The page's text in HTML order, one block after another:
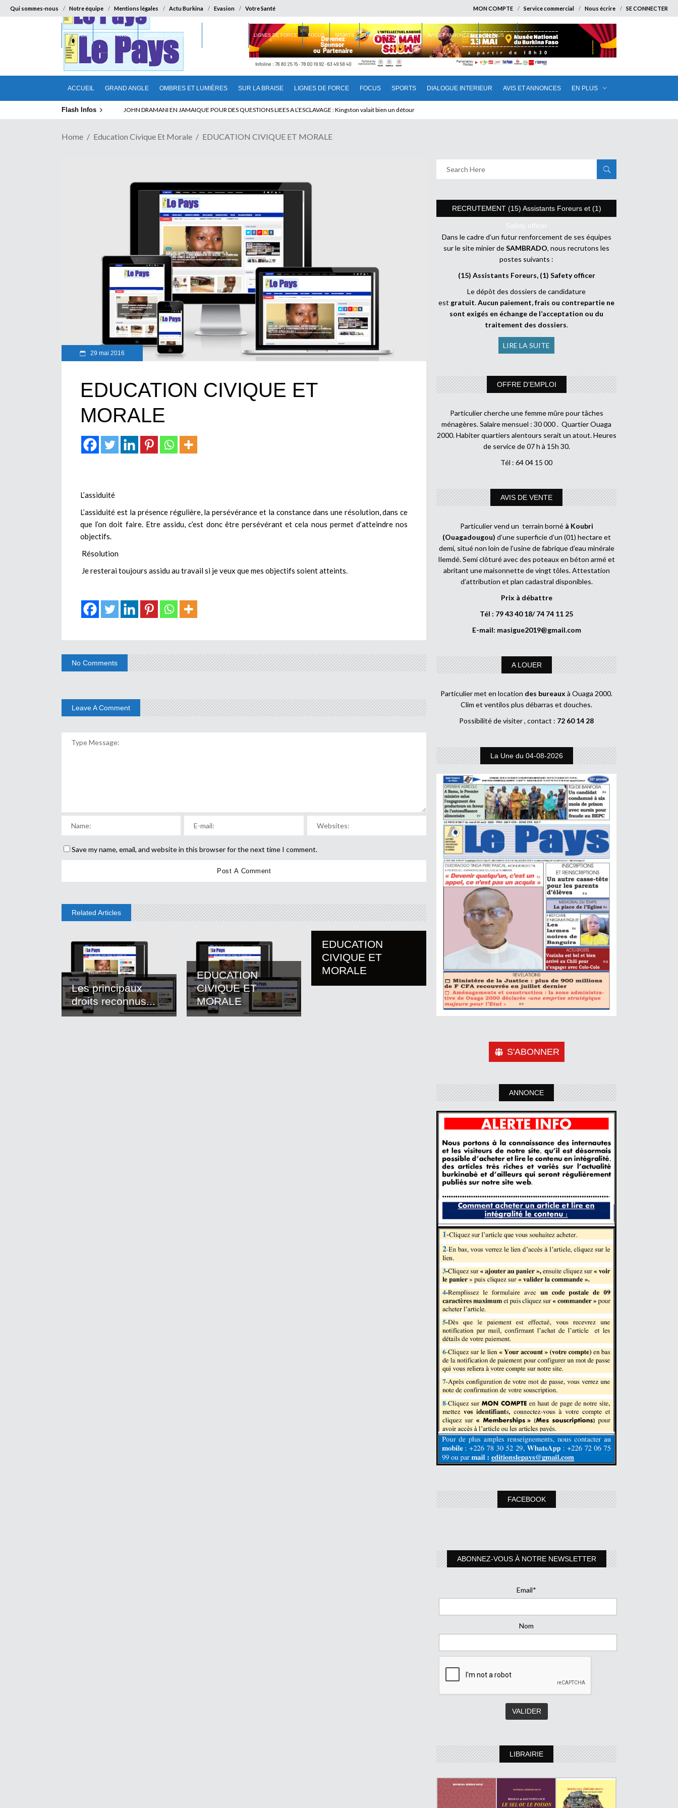
Qui sommes-nous Notre équipe Mentions légales Actu Burkina Evasion Votre Santé MON COMPTE Service commercial Nous écrire SE CONNECTER
ACCUEIL GRAND ANGLE OMBRES ET LUMIÈRES SUR LA BRAISE LIGNES DE FORCE FOCUS SPORTS DIALOGUE INTERIEUR AVIS ET ANNONCES EN PLUS
ACCUEIL GRAND ANGLE OMBRES ET LUMIÈRES LIGNES DE FORCE FOCUS SPORTS DIALOGUE INTERIEUR AVIS ET ANNONCES EN PLUS
Flash Infos ELECTION DE TALON A LA TETE DU SENAT BENINOIS : Quand Patrice quitte le pouvoir sans partir !
Home Education Civique Et Morale EDUCATION CIVIQUE ET MORALE
29 mai 2016
EDUCATION CIVIQUE ET
MORALE
L’assiduité
L’assiduité est la présence régulière, la persévérance et la constance dans une résolution, dans ce
que l’on doit faire. Etre assidu, c’est donc être persévérant et cela nous permet d’atteindre nos
objectifs.
Résolution
Je resterai toujours assidu au travail si je veux que mes objectifs soient atteints.
No Comments
Leave A Comment
Save my name, email, and website in this browser for the next time I comment.
Related Articles
Les principaux
droits reconnus...
EDUCATION
CIVIQUE ET
MORALE
EDUCATION
CIVIQUE ET
MORALE
RECRUTEMENT (15) Assistants Foreurs et (1)
Safety officer
Dans le cadre d’un futur renforcement de ses équipes
sur le site minier deSAMBRADO, nous recrutons les
postes suivants :
(15) Assistants Foreurs, (1) Safety officer
Le dépôt des dossiers de candidature
est gratuit.Aucun paiement, frais ou contrepartie ne
sont exigés en échange de l’acceptation ou du
traitement des dossiers.
LIRE LA SUITE
OFFRE D’EMPLOI
Particulier cherche une femme mûre pour tâches
ménagères. Salaire mensuel : 30 000 . Quartier Ouaga
2000. Habiter quartiers alentours serait un atout. Heures
de service de 07 h à 15h 30.
Tél : 64 04 15 00
AVIS DE VENTE
Particulier vend un terrain borné à Koubri
(Ouagadougou) d’une superficie d’un (01) hectare et
demi, situé non loin de l’usine de fabrique d’eau minérale
Ilemdé. Semi clôturé avec des poteaux en béton armé et
abritant une maisonnette de vingt tôles. Attestation
d’attribution et plan cadastral disponibles.
Prix à débattre
Tél : 79 43 40 18/ 74 74 11 25
E-mail: masigue2019@gmail.com
A LOUER
Particulier met en location des bureaux à Ouaga 2000.
Clim et ventilos plus débarras et douches.
Possibilité de visiter , contact : 72 60 14 28
La Une du 04-08-2026
S'ABONNER
ANNONCE
FACEBOOK
ABONNEZ-VOUS À NOTRE NEWSLETTER
Email*
Nom
LIBRAIRIE